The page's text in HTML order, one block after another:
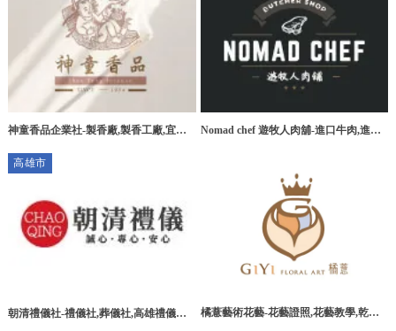
神童香品企業社-製香廠,製香工廠,宜蘭
Nomad chef 遊牧人肉舖-進口牛肉,進口
高雄市
朝清禮儀社-禮儀社,葬儀社,高雄禮儀社,
橘薏藝術花藝-花藝證照,花藝教學,乾燥